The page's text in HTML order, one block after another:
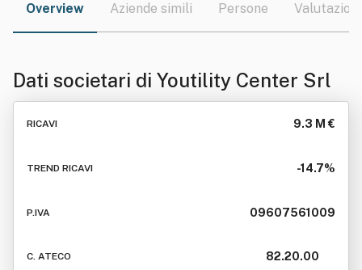
Overview Aziende simili Persone Valutazioni
Dati societari di Youtility Center Srl
RICAVI 9.3 M €
TREND RICAVI -14.7%
P.IVA 09607561009
C. ATECO 82.20.00